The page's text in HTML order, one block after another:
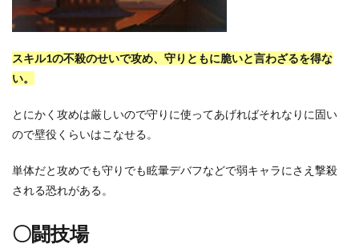
スキル1の不殺のせいで攻め、守りともに脆いと言わざるを得な
い。
とにかく攻めは厳しいので守りに使ってあげればそれなりに固い
ので壁役くらいはこなせる。
単体だと攻めでも守りでも眩暈デバフなどで弱キャラにさえ撃殺
される恐れがある。
〇闘技場